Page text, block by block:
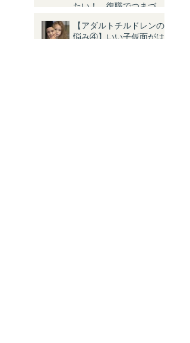
たい！ 復職でつまづく
【アダルトチルドレンの
悩み④】いい子仮面がは